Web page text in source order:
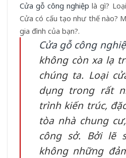
Cửa gỗ công nghiệp là gì?
Cửa có cấu tạo như thế nào?
gia đình của bạn?.
Cửa gỗ công
không còn xa lạ
chúng ta. Loại
dụng trong rất
trình kiến trúc,
tòa nhà chung
công sở. Bởi lẽ
không những